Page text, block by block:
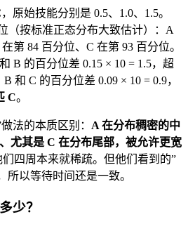
原始技能分别是 0.5、1.0、1.5。
（按标准正态分布大致估计）：A
第 84 百分位、C 在第 93 百分位。
B 的百分位差 0.15 × 10 = 1.5，超
B 和 C 的百分位差 0.09 × 10 = 0.9，
C。
法的本质区别： A 在分布稠密的中
尤其是 C 在分布尾部，被允许更宽
们四周本来就稀疏。但他们看到的”
所以等待时间还是一致。
少？